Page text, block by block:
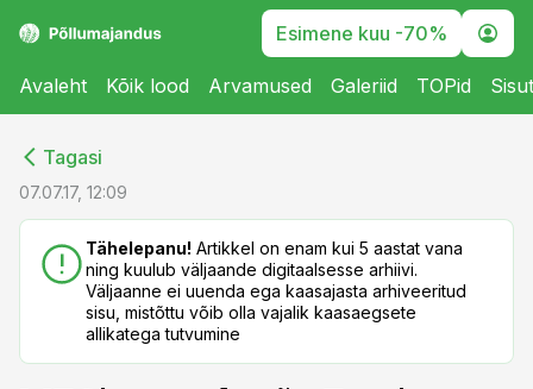
Esimene kuu -70%
Avaleht Kõik lood Arvamused Galeriid TOPid
Tagasi
07.07.17, 12:09
Tähelepanu! Artikkel on enam kui 5 aastat vana
ning kuulub väljaande digitaalsesse arhiivi.
Väljaanne ei uuenda ega kaasajasta arhiveeritud
sisu, mistõttu võib olla vajalik kaasaegsete
allikatega tutvumine